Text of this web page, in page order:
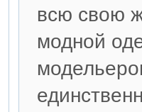
всю свою
модной